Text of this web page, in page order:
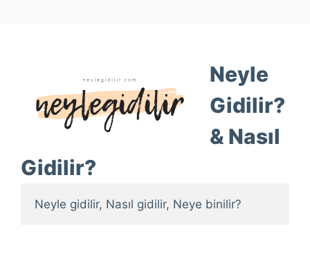
Neyle
Gidilir?
& Nasıl
Gidilir?
Neyle gidilir, Nasıl gidilir, Neye binilir?